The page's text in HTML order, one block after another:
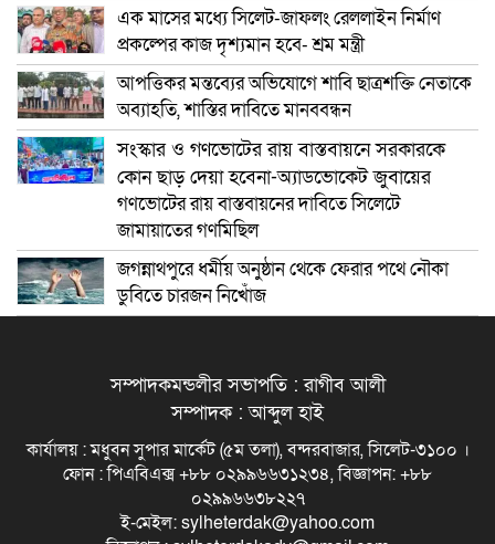
এক মাসের মধ্যে সিলেট-জাফলং রেললাইন নির্মাণ
প্রকল্পের কাজ দৃশ্যমান হবে- শ্রম মন্ত্রী
আপত্তিকর মন্তব্যের অভিযোগে শাবি ছাত্রশক্তি নেতাকে
অব্যাহতি, শাস্তির দাবিতে মানববন্ধন
সংস্কার ও গণভোটের রায় বাস্তবায়নে সরকারকে
কোন ছাড় দেয়া হবেনা-অ্যাডভোকেট জুবায়ের
গণভোটের রায় বাস্তবায়নের দাবিতে সিলেটে
জামায়াতের গণমিছিল
জগন্নাথপুরে ধর্মীয় অনুষ্ঠান থেকে ফেরার পথে নৌকা
ডুবিতে চারজন নিখোঁজ
সম্পাদকমন্ডলীর সভাপতি : রাগীব আলী
সম্পাদক : আব্দুল হাই
কার্যালয় : মধুবন সুপার মার্কেট (৫ম তলা), বন্দরবাজার, সিলেট-৩১০০ ।
ফোন : পিএবিএক্স +৮৮ ০২৯৯৬৬৩১২৩৪, বিজ্ঞাপন: +৮৮
০২৯৯৬৬৩৮২২৭
ই-মেইল: sylheterdak@yahoo.com